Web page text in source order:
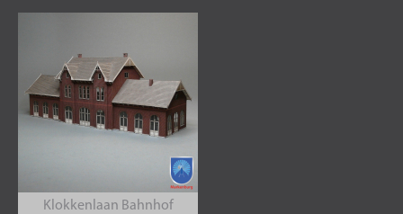
Klokkenlaan Bahnhof